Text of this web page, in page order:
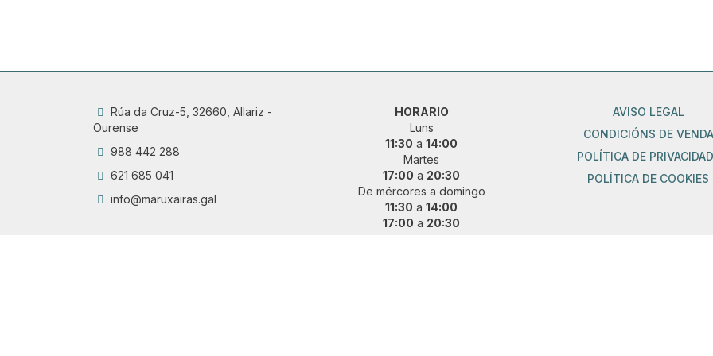
Rúa da Cruz-5, 32660, Allariz -
Ourense
988 442 288
621 685 041
info@maruxairas.gal
HORARIO
Luns
11:30 a 14:00
Martes
17:00 a 20:30
De mércores a domingo
11:30 a 14:00
17:00 a 20:30
AVISO LEGAL
CONDICIÓNS DE VENDA
POLÍTICA DE
POLÍTICA DE COOKIES